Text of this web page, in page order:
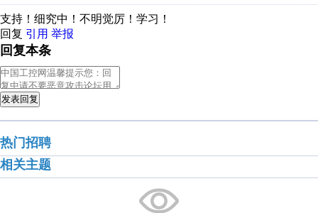
支持！细究中！不明觉厉！学习！
回复 引用 举报
回复本条
发表回复
热门招聘
相关主题